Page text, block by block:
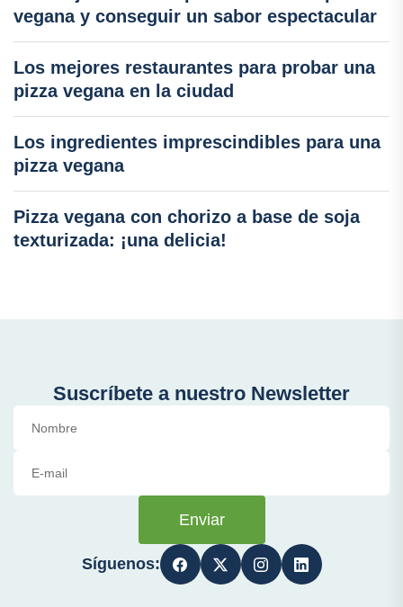
vegana y conseguir un sabor espectacular
Los mejores restaurantes para probar una
pizza vegana en la ciudad
Los ingredientes imprescindibles para una
pizza vegana
Pizza vegana con chorizo a base de soja
texturizada: ¡una delicia!
Suscríbete a nuestro Newsletter
Enviar
Síguenos: